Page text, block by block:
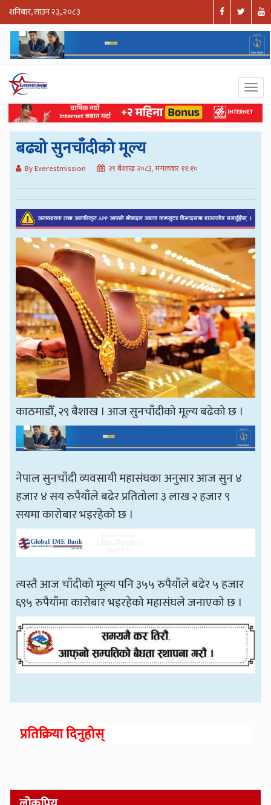
शनिबार, साउन २३, २०८३
बढ्यो सुनचाँदीको मूल्य
By Everestmission २९ बैशाख २०८३, मंगलवार ११:१०
काठमाडौँ, २९ बैशाख । आज सुनचाँदीको मूल्य बढेको छ ।
नेपाल सुनचाँदी व्यवसायी महासंघका अनुसार आज सुन ४
हजार ४ सय रुपैयाँले बढेर प्रतितोला ३ लाख २ हजार ९
सयमा कारोबार भइरहेको छ ।
त्यस्तै आज चाँदीको मूल्य पनि ३५५ रुपैयाँले बढेर ५ हजार
६९५ रुपैयाँमा कारोबार भइरहेको महासंघले जनाएको छ ।
प्रतिक्रिया दिनुहोस्